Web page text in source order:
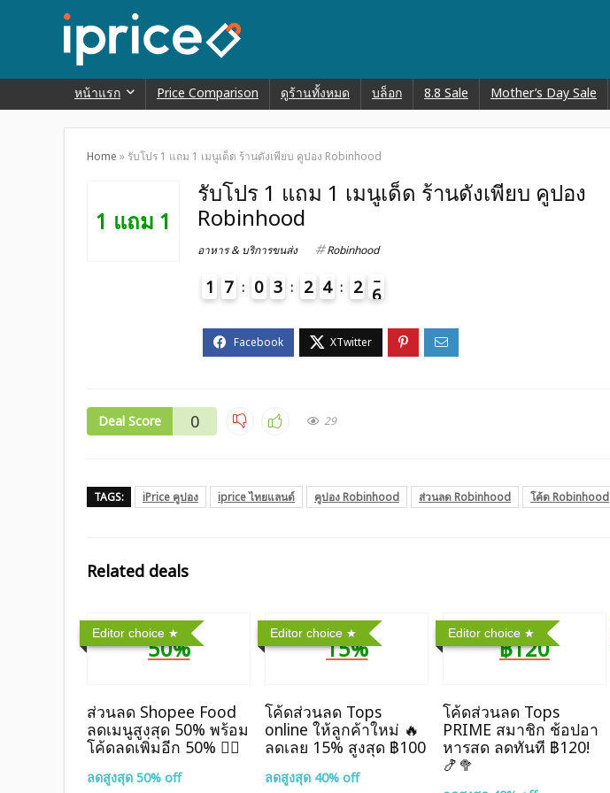
หน้าแรก Price Comparison ดูร้านทั้งหมด บล็อก 8.8 Sale Mother’s Day Sale
Home » รับโปร 1 แถม 1 เมนูเด็ด ร้านดังเพียบ คูปอง Robinhood
1 แถม 1
รับโปร 1 แถม 1 เมนูเด็ด ร้านดังเพียบ คูปอง
Robinhood
อาหาร & บริการขนส่ง Robinhood
1 7 0 3 2 4 2 5
Deal Score 0 29
TAGS: iPrice คูปอง iprice ไทยแลนด์ คูปอง Robinhood ส่วนลด Robinhood โค้ด Robinhood
Related deals
Editor choice
50%
ส่วนลด Shopee Food
ลดเมนูสูงสุด 50% พร้อม
โค้ดลดเพิ่มอีก 50% ❤️‍🔥
ลดสูงสุด 50% off
Editor choice
15%
โค้ดส่วนลด Tops
online ให้ลูกค้าใหม่ 🔥
ลดเลย 15% สูงสุด ฿100
ลดสูงสุด 40% off
Editor choice
฿120
โค้ดส่วนลด Tops
PRIME สมาชิก ช้อปอา
หารสด ลดทันที ฿120!
🍤🥦